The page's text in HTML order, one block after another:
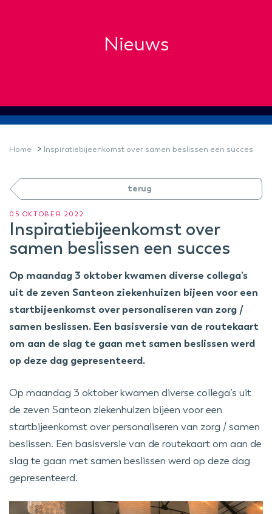
Nieuws
Home > Inspiratiebijeenkomst over samen beslissen een succes
terug
05 OKTOBER 2022
Inspiratiebijeenkomst over
samen beslissen een succes
Op maandag 3 oktober kwamen diverse collega’s
uit de zeven Santeon ziekenhuizen bijeen voor een
startbijeenkomst over personaliseren van zorg /
samen beslissen. Een basisversie van de routekaart
om aan de slag te gaan met samen beslissen werd
op deze dag gepresenteerd.
Op maandag 3 oktober kwamen diverse collega’s uit
de zeven Santeon ziekenhuizen bijeen voor een
startbijeenkomst over personaliseren van zorg / samen
beslissen. Een basisversie van de routekaart om aan de
slag te gaan met samen beslissen werd op deze dag
gepresenteerd.